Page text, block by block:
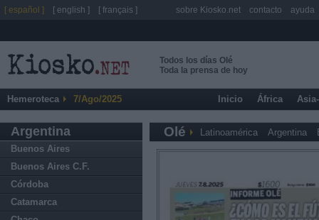
Todos los días Olé
Toda la prensa de hoy
Hemeroteca 7/Ago/2025 Inicio África
Argentina
Buenos Aires
Buenos Aires C.F.
Córdoba
Catamarca
Olé Latinoamérica Argentina
[ español ] [ english ] [ français ] sobre Kiosko.net contacto ayuda